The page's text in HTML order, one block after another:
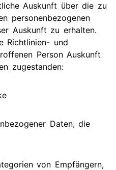
Auskunft über die zu
personenbezogenen
Auskunft zu erhalten.
Richtlinien- und
Person Auskunft
zugestanden:
Daten, die
von Empfängern,